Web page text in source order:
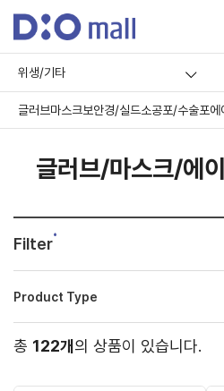
위생/기타
글러브마스크보안경/실드소공포/수술포에
글러브/마스크/에
Filter
Product Type
총 122개의 상품이 있습니다.